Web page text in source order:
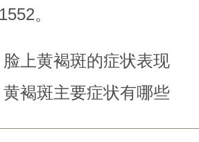
。
脸上黄褐斑的症状表现
黄褐斑主要症状有哪些